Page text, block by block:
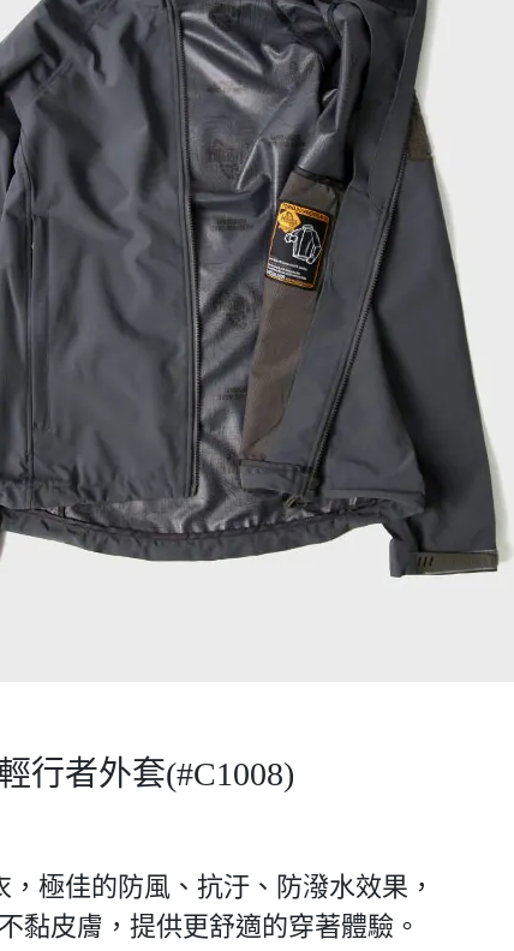
行者外套(#C1008)
極佳的防風、抗汙、防潑水效果，
黏皮膚，提供更舒適的穿著體驗。